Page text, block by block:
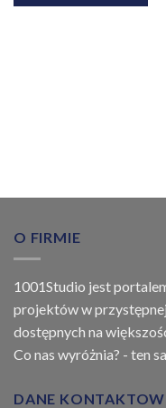
O FIRMIE
1001Studio jest
projektów w
dostępnych na
Co nas wyróżnia? - ten
DANE